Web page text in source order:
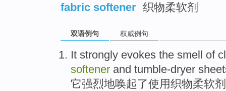
fabric softener 织物柔软剂
双语例句 权威例句
It strongly evokes the smell of
softener and tumble-dryer
它强烈地唤起了使用织物柔软剂